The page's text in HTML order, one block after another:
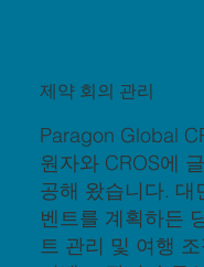
Paragon Global
원자와 CROS에
공해 왔습니다. 대
벤트를 계획하든
트 관리 및 여행
제약 회의 관리